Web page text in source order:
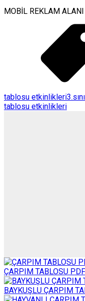
MOBİL REKLAM ALANI
tablosu etkinlikleri
tablosu etkinlikleri
ÇARPIM TABLOSU
BAYKUŞLU ÇARPIM